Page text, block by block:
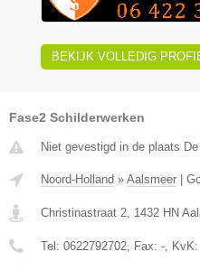
BEKIJK VOLLEDIG
Fase2 Schilderwerken
Niet gevestigd in de plaats
Noord-Holland » Aalsmeer |
Christinastraat 2 1432 HN
Tel: 0622792702 , Fax: - , KvK: